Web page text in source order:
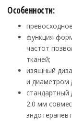
Особенности:
функция
частот
тканей;
изящный
и диаметром
стандартный
2.0 мм